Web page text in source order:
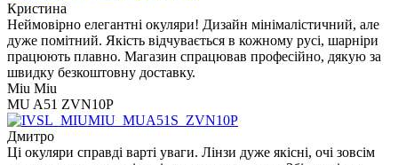
Кристина
Неймовірно елегантні окуляри! Дизайн мінімалістичний, але
дуже помітний. Якість відчувається в кожному русі, шарніри
працюють плавно. Магазин спрацював професійно, дякую за
швидку безкоштовну доставку.
Miu Miu
MU A51 ZVN10P
Дмитро
Ці окуляри справді варті уваги. Лінзи дуже якісні, очі зовсім